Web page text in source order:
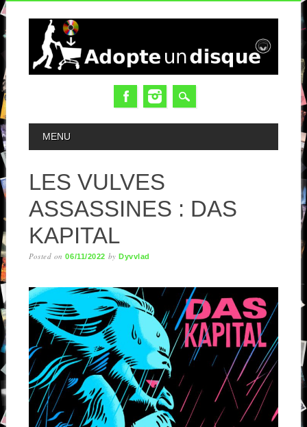
MAIN MENU
MENU
LES VULVES
ASSASSINES : DAS
KAPITAL
Posted on06/11/2022 byDyvvlad